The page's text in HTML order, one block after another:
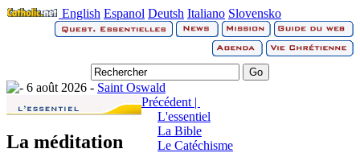
English Espanol Deutsh Italiano Slovensko
6 août 2026 - Saint Oswald
La méditation
Précédent |
L'essentiel
La Bible
Le Catéchisme